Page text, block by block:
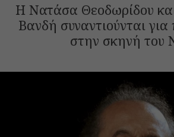
H Νατάσα Θεοδωρίδου
Βανδή συναντιούνται
στην σκηνή του